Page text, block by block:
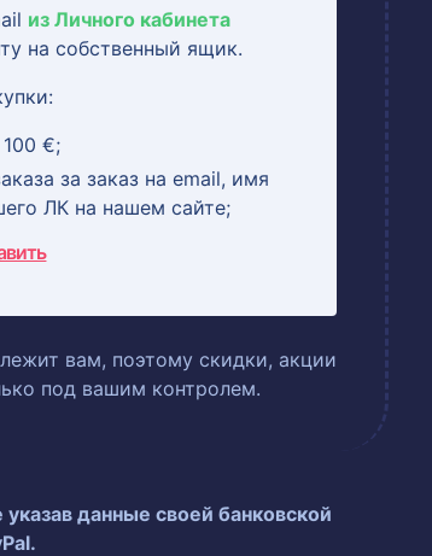
из Личного кабинета
на собственный ящик.
€;
за заказ на email, имя
ЛК на нашем сайте;
вам, поэтому скидки, акции
под вашим контролем.
указав данные своей банковской